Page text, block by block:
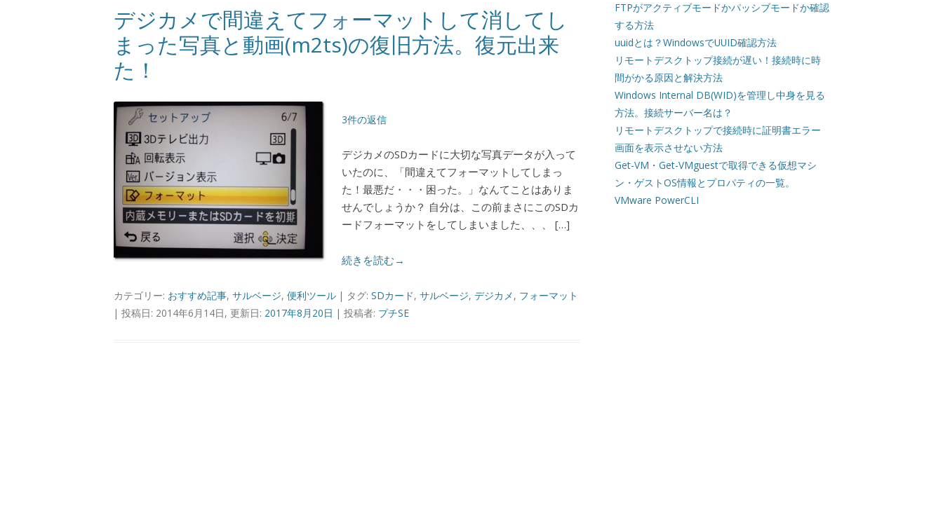
デジカメで間違えてフォーマットして消してし
まった写真と動画(m2ts)の復旧方法。復元出来
た！
3件の返信
デジカメのSDカードに大切な写真データが入って
いたのに、「間違えてフォーマットしてしまっ
た！最悪だ・・・困った。」なんてことはありま
せんでしょうか？ 自分は、この前まさにこのSDカ
ードフォーマットをしてしまいました、、、 […]
続きを読む→
カテゴリー: おすすめ記事, サルベージ, 便利ツール| タグ: SDカード, サルベージ, デジカメ, フォーマット
| 投稿日: 2014年6月14日, 更新日: 2017年8月20日 | 投稿者: プチSE
FTPがアクティブモードかパッシブモードか確認
する方法
uuidとは？WindowsでUUID確認方法
リモートデスクトップ接続が遅い！接続時に時
間がかる原因と解決方法
Windows Internal DB(WID)を管理し中身を見る
方法。接続サーバー名は？
リモートデスクトップで接続時に証明書エラー
画面を表示させない方法
Get-VM・Get-VMguestで取得できる仮想マシ
ン・ゲストOS情報とプロパティの一覧。
VMware PowerCLI